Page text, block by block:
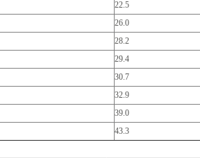
22.5
26.0
28.2
29.4
30.7
32.9
39.0
43.3